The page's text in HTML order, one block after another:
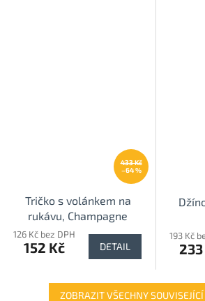
433 Kč
–64 %
Tričko s volánkem na
rukávu, Champagne
126 Kč bez DPH
152 Kč DETAIL
193 Kč
ZOBRAZIT VŠECHNY